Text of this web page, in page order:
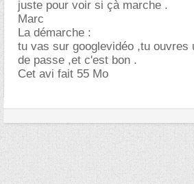
juste pour voir si çà marche .
Marc
La démarche :
tu vas sur googlevidéo ,tu ouvres
de passe ,et c'est bon .
Cet avi fait 55 Mo